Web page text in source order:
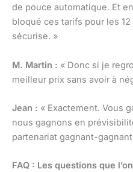
de pouce automatique. Et
bloqué ces tarifs pour les
sécurise. »
M. Martin : « Donc si je
meilleur prix sans avoir à
Jean : « Exactement. Vous
nous gagnons en
partenariat gagnant-
FAQ : Les questions que